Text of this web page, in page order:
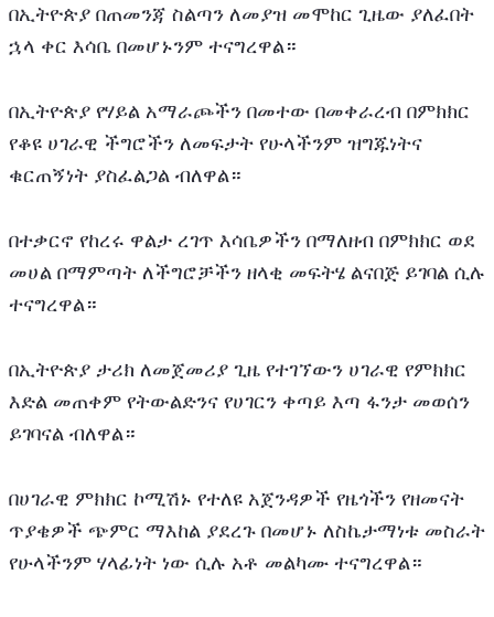
በኢትዮጵያ በጠመንጃ ስልጣን ለመያዝ መሞከር ጊዜው ያለፈበት
ኋላ ቀር እሳቤ በመሆኑንም ተናግረዋል።
በኢትዮጵያ የሃይል አማራጮችን በመተው በመቀራረብ በምክክር
የቆዩ ሀገራዊ ችግሮችን ለመፍታት የሁላችንም ዝግጁነትና
ቁርጠኝነት ያስፈልጋል ብለዋል።
በተቃርኖ የከረሩ ዋልታ ረገጥ እሳቤዎችን በማለዘብ በምክክር ወደ
መሀል በማምጣት ለችግሮቻችን ዘላቂ መፍትሄ ልናበጅ ይገባል ሲሉ
ተናግረዋል።
በኢትዮጵያ ታሪክ ለመጀመሪያ ጊዜ የተገኘውን ሀገራዊ የምክክር
እድል መጠቀም የትውልድንና የሀገርን ቀጣይ እጣ ፋንታ መወሰን
ይገባናል ብለዋል።
በሀገራዊ ምክክር ኮሚሽኑ የተለዩ አጀንዳዎች የዜጎችን የዘመናት
ጥያቄዎች ጭምር ማእከል ያደረጉ በመሆኑ ለስኬታማነቱ መስራት
የሁላችንም ሃላፊነት ነው ሲሉ አቶ መልካሙ ተናግረዋል።